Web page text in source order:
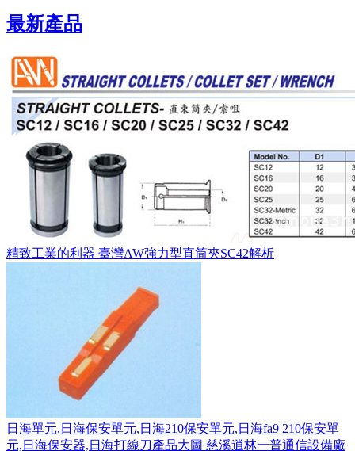
最新產品
精致工業的利器 臺灣AW強力型直筒夾SC42解析
日海單元,日海保安單元,日海210保安單元,日海fa9 210保安單
元,日海保安器,日海打線刀產品大圖 慈溪逍林一普通信設備廠